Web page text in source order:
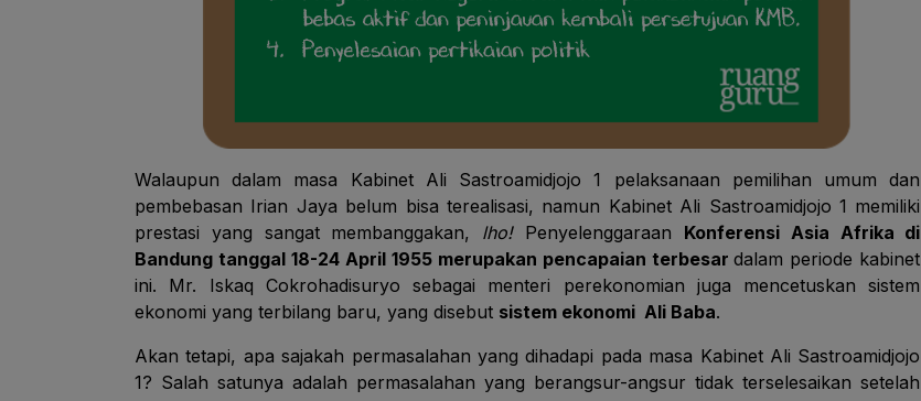
Walaupun dalam masa Kabinet Ali Sastroamidjojo 1 pelaksanaan pemilihan umum dan
pembebasan Irian Jaya belum bisa terealisasi, namun Kabinet Ali Sastroamidjojo 1 memiliki
prestasi yang sangat membanggakan,
lho! Penyelenggaraan Konferensi Asia Afrika di
Bandung tanggal 18-24 April 1955 merupakan pencapaian terbesardalam periode kabinet
ini. Mr. Iskaq Cokrohadisuryo sebagai menteri perekonomian juga mencetuskan sistem
ekonomi yang terbilang baru, yang disebut sistem ekonomi Ali Baba.
Akan tetapi, apa sajakah permasalahan yang dihadapi pada masa Kabinet Ali Sastroamidjojo
1? Salah satunya adalah permasalahan yang berangsur-angsur tidak terselesaikan setelah